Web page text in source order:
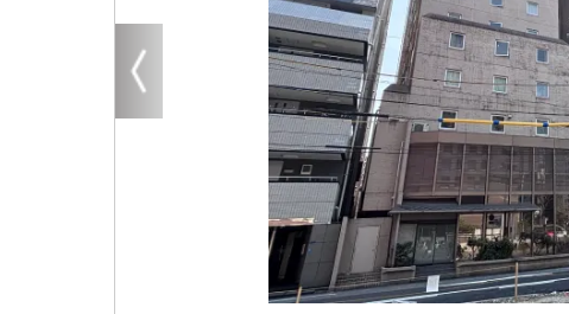
エリアから探す
こだわりから探す
賃料相場を参考に探す
大阪のクリニックを探す
地図から探す